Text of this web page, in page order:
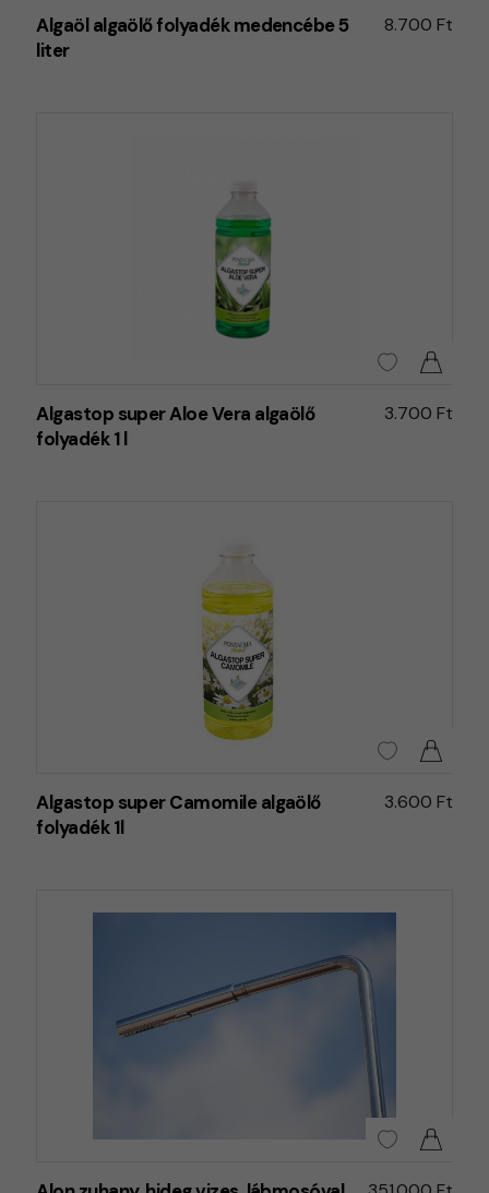
Algaöl algaölő folyadék medencébe 5
liter
8.700 Ft
Algastop super Aloe Vera algaölő
folyadék 1 l
3.700 Ft
Algastop super Camomile algaölő
folyadék 1l
3.600 Ft